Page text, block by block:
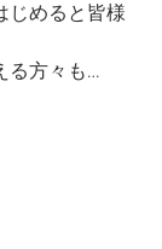
じめると皆様
る方々も…